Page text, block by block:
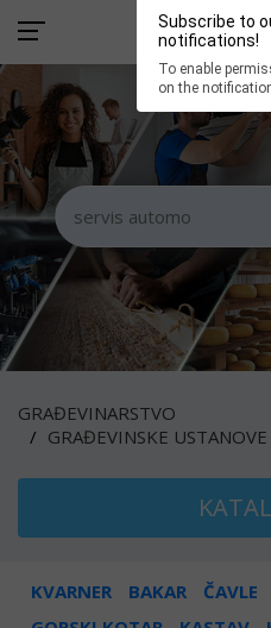
Subscribe to
notifications!
To enable
on the
GRAĐEVINARSTVO
GRAĐEVINSKE USTANOVE
KVARNER BAKAR ČAVLE